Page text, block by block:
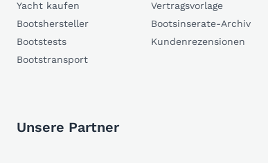
Yacht kaufen
Bootshersteller
Bootstests
Bootstransport
Vertragsvorlage
Bootsinserate-Archiv
Kundenrezensionen
Unsere Partner